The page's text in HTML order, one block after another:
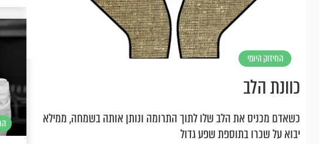
החיזוק היומי
כוונת הלב
כשאדם מכניס את הלב שלו לתוך התרומה ונותן אותה בשמחה, ממילא
יבוא על שכרו בתוספת שפע גדול